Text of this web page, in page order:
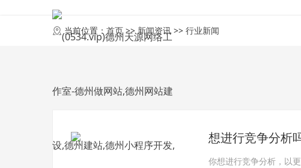
当前位置： 首页 >>新闻资讯 >> 行业新闻
想进行竞争分析
你想进行竞争分析，以